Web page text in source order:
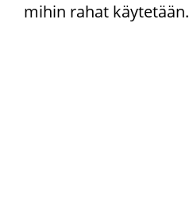
mihin rahat käy­te­tään.